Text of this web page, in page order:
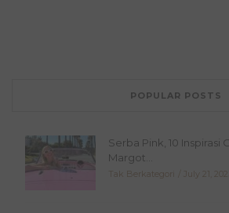
POPULAR POSTS
Serba Pink, 10 Inspirasi
Margot...
Tak Berkategori July 21,